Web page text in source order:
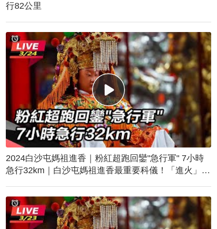
行82公里
2024白沙屯媽祖進香｜粉紅超跑回鑾"急行軍" 7小時
急行32km｜白沙屯媽祖進香最重要科儀！「進火」儀